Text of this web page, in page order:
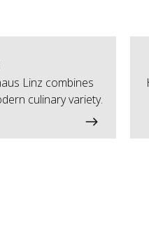
Linz combines
culinary variety.